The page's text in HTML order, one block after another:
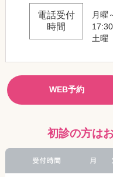
電話受付
時間
月曜
17:30
土曜
WEB予約
初診の方は